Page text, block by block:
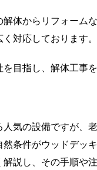
体からリフォーム
対応しております。
目指し、解体工事
気の設備ですが、
条件がウッドデッ
説し、その手順や